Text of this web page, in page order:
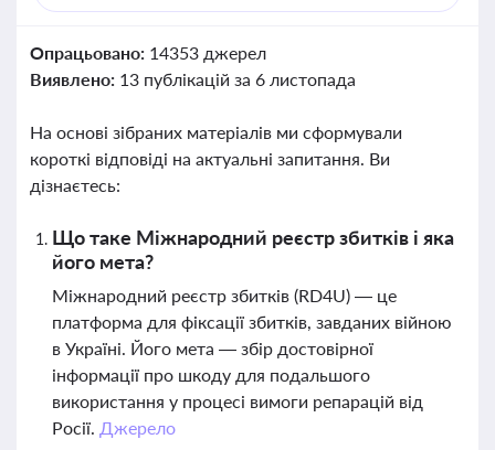
Опрацьовано: 14353 джерел
Виявлено: 13 публікацій за 6 листопада
На основі зібраних матеріалів ми сформували
короткі відповіді на актуальні запитання. Ви
дізнаєтесь:
Що таке Міжнародний реєстр збитків і яка
його мета?
Міжнародний реєстр збитків (RD4U) — це
платформа для фіксації збитків, завданих війною
в Україні. Його мета — збір достовірної
інформації про шкоду для подальшого
використання у процесі вимоги репарацій від
Росії. Джерело